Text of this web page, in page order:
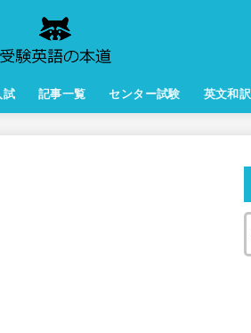
試 記事一覧 センター試験 英文和訳